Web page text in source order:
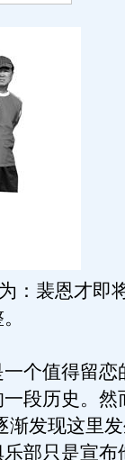
裴恩才即
个值得留恋
段历史。然
渐发现这里
部只是宣布